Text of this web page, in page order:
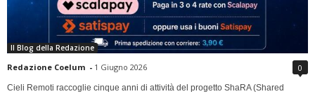
Il Blog della Redazione
Redazione Coelum - 1 Giugno 2026 0
Cieli Remoti raccoglie cinque anni di attività del progetto ShaRA (Shared